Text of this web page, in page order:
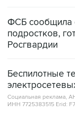
ФСБ сообщила
подростков,
Росгвардии
Беспилотные
Социальная реклама,
ИНН 7725383515 Erid: